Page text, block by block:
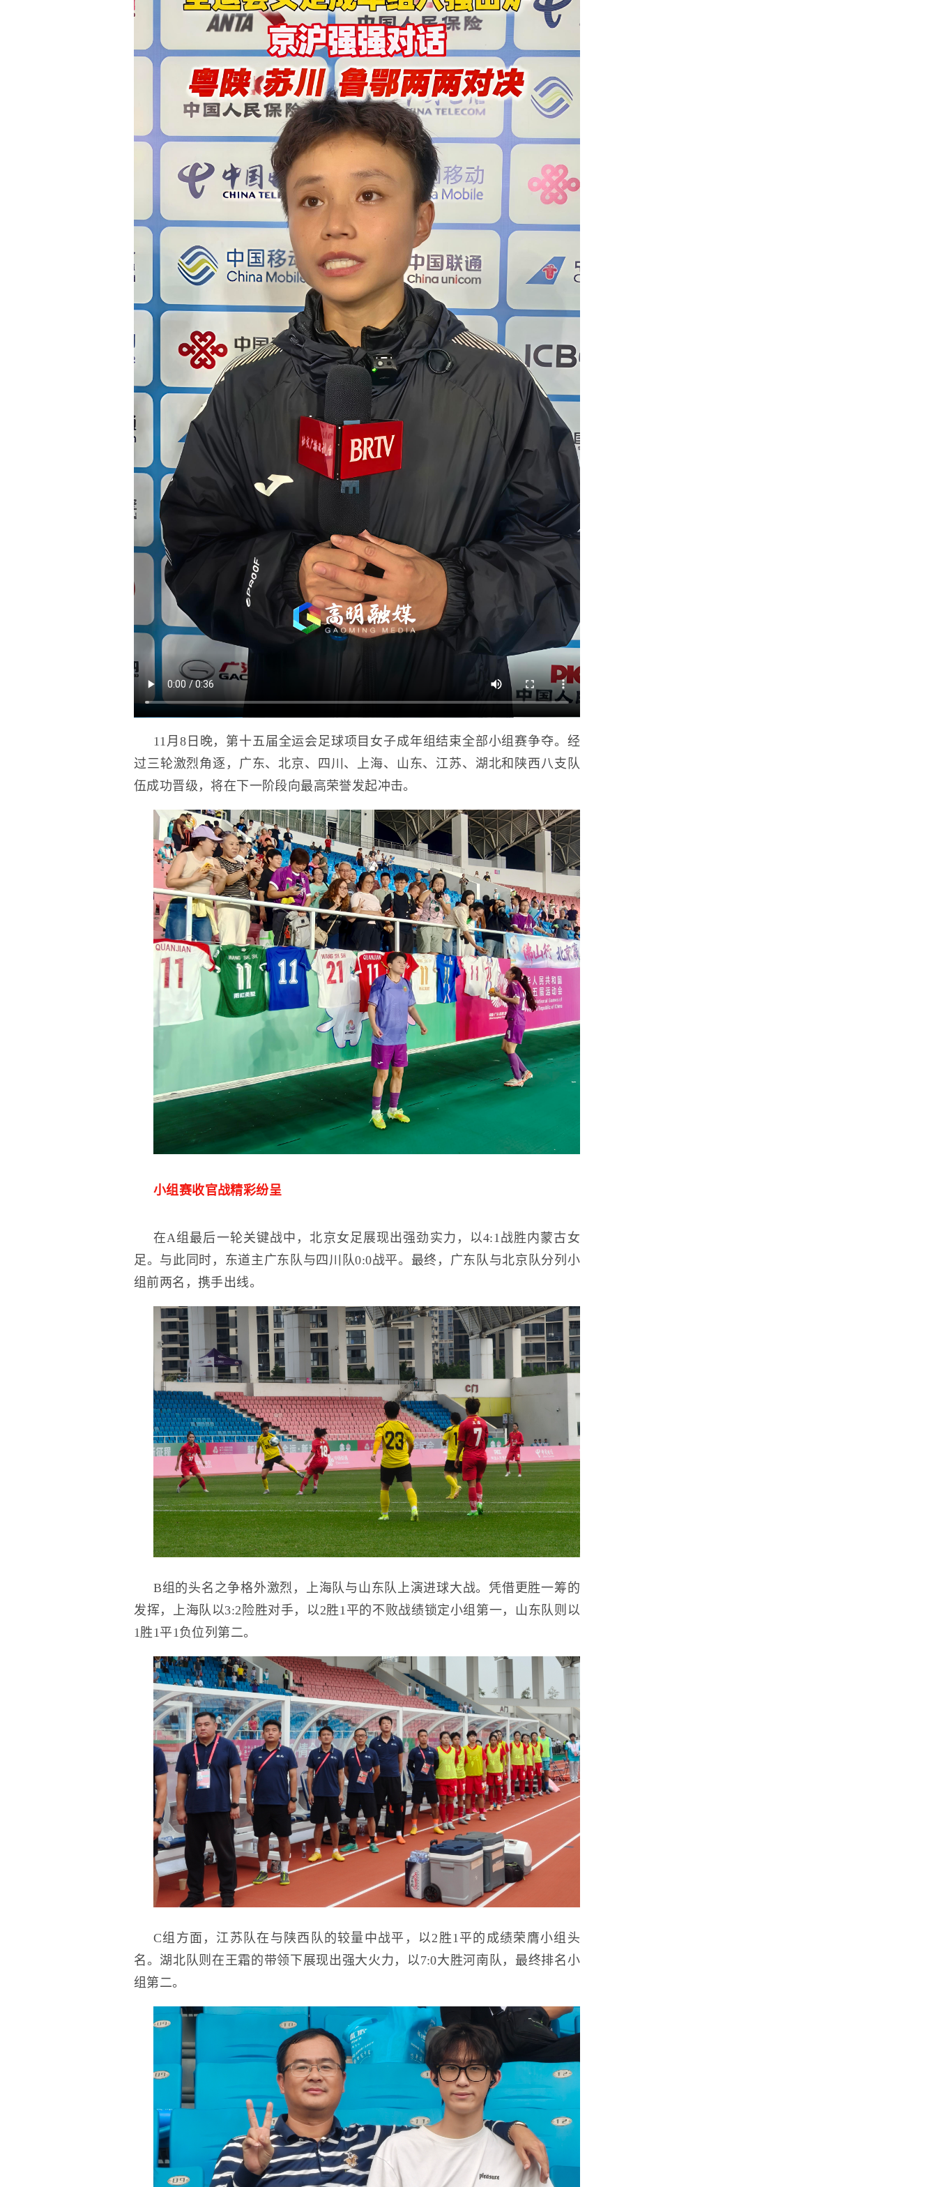
11月8日晚，第十五届全运会足球项目女子成年组结束全部小组赛争夺。经
过三轮激烈角逐，广东、北京、四川、上海、山东、江苏、湖北和陕西八支队
伍成功晋级，将在下一阶段向最高荣誉发起冲击。
小组赛收官战精彩纷呈
在A组最后一轮关键战中，北京女足展现出强劲实力，以4:1战胜内蒙古女
足。与此同时，东道主广东队与四川队0:0战平。最终，广东队与北京队分列小
组前两名，携手出线。
B组的头名之争格外激烈，上海队与山东队上演进球大战。凭借更胜一筹的
发挥，上海队以3:2险胜对手，以2胜1平的不败战绩锁定小组第一，山东队则以
1胜1平1负位列第二。
C组方面，江苏队在与陕西队的较量中战平，以2胜1平的成绩荣膺小组头
名。湖北队则在王霜的带领下展现出强大火力，以7:0大胜河南队，最终排名小
组第二。